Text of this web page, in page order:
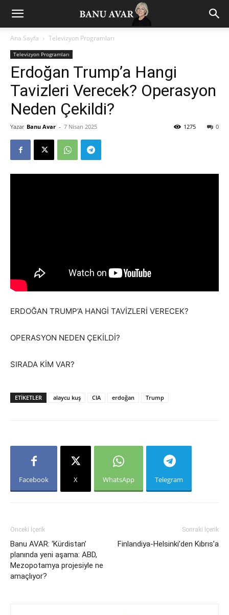
Ana Sayfa Televizyon Programları
Televizyon Programları
Erdoğan Trump’a Hangi
Tavizleri Verecek? Operasyon
Neden Çekildi?
Yazar Banu Avar - 7 Nisan 2025 0
1275
ERDOĞAN TRUMP’A HANGİ TAVİZLERİ VERECEK?
OPERASYON NEDEN ÇEKİLDİ?
SIRADA KİM VAR?
ETIKETLER alaycu kuş CIA erdoğan Trump
Facebook X WhatsApp Telegram
Önceki İçerik
Banu AVAR: ‘Kürdistan’
planında yeni aşama: ABD,
Mezopotamya projesiyle ne
amaçlıyor?
Sonraki İçerik
Finlandiya-Helsinki’den Kıbrıs’a